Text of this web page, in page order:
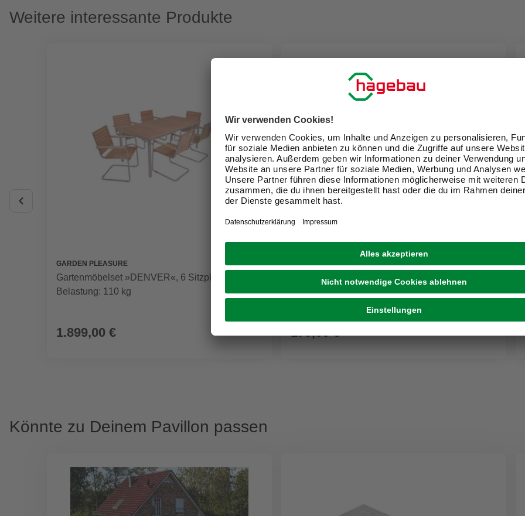
Weitere interessante Produkte
GARDEN PLEASURE
Gartenmöbelset »DENVER«, 6 Sitzplätze, max.
Belastung: 110 kg
1.899,00 €
AL-KO
Hauswasserautomat »Easy«, Fördermenge: 3600
l/h, 850 w
179,00 €
Könnte zu Deinem Pavillon passen